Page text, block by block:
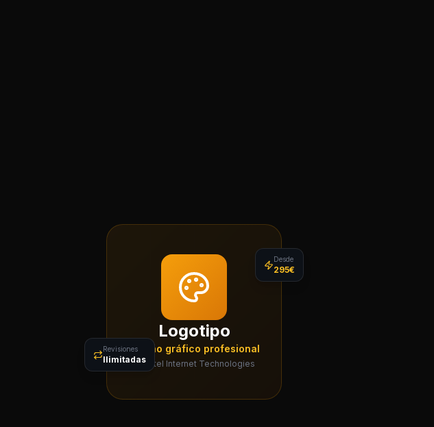
Logotipo
Diseño gráfico profesional
Xerintel Internet Technologies
Desde
295€
Revisiones
Ilimitadas